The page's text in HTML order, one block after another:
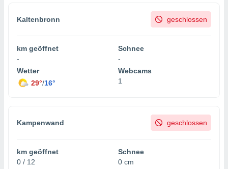
Kaltenbronn geschlossen
km geöffnet
-
Schnee
-
Wetter
29°/16°
Webcams
1
Kampenwand geschlossen
km geöffnet
0 / 12
Schnee
0 cm